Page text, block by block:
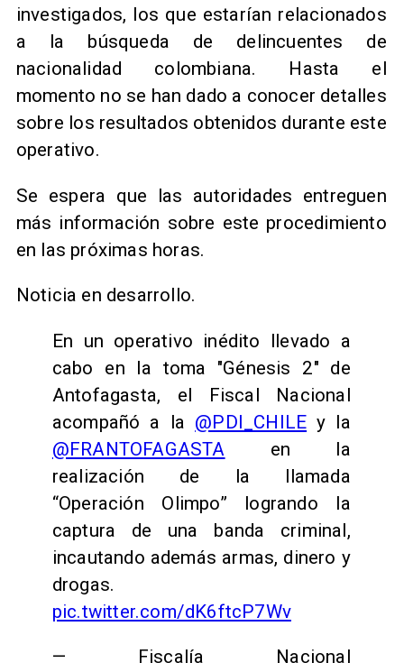
investigados, los que estarían relacionados
a la búsqueda de delincuentes de
nacionalidad colombiana. Hasta el
momento no se han dado a conocer detalles
sobre los resultados obtenidos durante este
operativo.
Se espera que las autoridades entreguen
más información sobre este procedimiento
en las próximas horas.
Noticia en desarrollo.
En un operativo inédito llevado a
cabo en la toma "Génesis 2" de
Antofagasta, el Fiscal Nacional
acompañó a la @PDI_CHILE y la
@FRANTOFAGASTA en la
realización de la llamada
“Operación Olimpo” logrando la
captura de una banda criminal,
incautando además armas, dinero y
drogas.
pic.twitter.com/dK6ftcP7Wv
— Fiscalía Nacional